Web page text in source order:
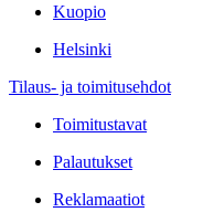
Kuopio
Helsinki
Tilaus- ja toimitusehdot
Toimitustavat
Palautukset
Reklamaatiot